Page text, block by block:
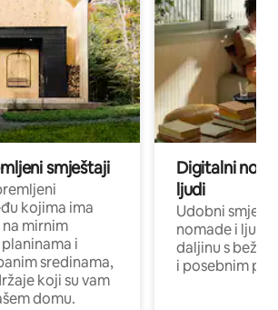
smještaji
kojima ima
mirnim
i
sredinama,
koji su vam
domu.
Digitalni
ljudi
Udobni
nomade i ljude
daljinu s
i posebnim